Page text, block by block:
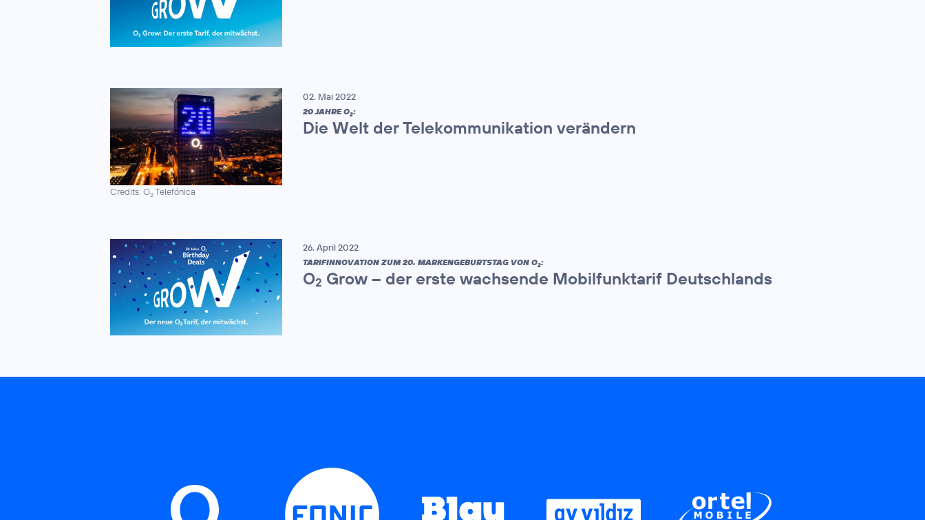
Credits: O2Telefónica
02. Mai 2022
20 JAHRE O2:
Die Welt der Telekommunikation verändern
26. April 2022
TARIFINNOVATION ZUM 20. MARKENGEBURTSTAG VON O2:
O2 Grow – der erste wachsende Mobilfunktarif Deutschlands